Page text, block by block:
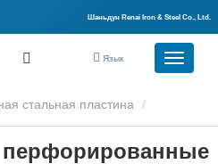
Шаньдун Renai Iron & Steel Co., Ltd.
Язык
стальная пластина
Горячекатаные
перфорированные